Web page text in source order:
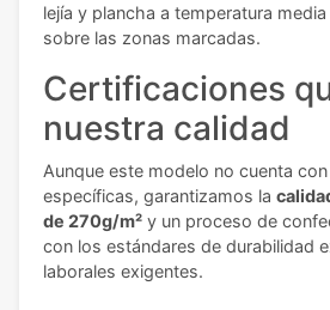
lejía y plancha a temperatura
sobre las zonas marcadas.
Certificaciones
nuestra calidad
Aunque este modelo no cuenta
específicas, garantizamos la
de 270g/m² y un proceso de
con los estándares de durabilidad
laborales exigentes.